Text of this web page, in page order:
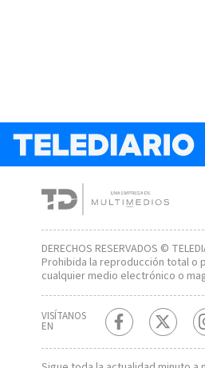
DERECHOS RESERVADOS ©
Prohibida la reproducción total o
cualquier medio electrónico o
VISÍTANOS
EN